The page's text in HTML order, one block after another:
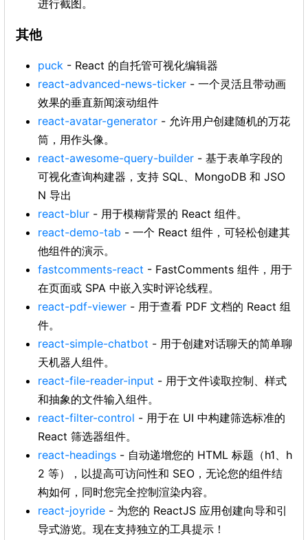
进行截图。
其他
puck - React 的自托管可视化编辑器
react-advanced-news-ticker - 一个灵活且带动画
效果的垂直新闻滚动组件
react-avatar-generator - 允许用户创建随机的万花
筒，用作头像。
react-awesome-query-builder - 基于表单字段的
可视化查询构建器，支持 SQL、MongoDB 和 JSO
N 导出
react-blur - 用于模糊背景的 React 组件。
react-demo-tab - 一个 React 组件，可轻松创建其
他组件的演示。
fastcomments-react - FastComments 组件，用于
在页面或 SPA 中嵌入实时评论线程。
react-pdf-viewer - 用于查看 PDF 文档的 React 组
件。
react-simple-chatbot - 用于创建对话聊天的简单聊
天机器人组件。
react-file-reader-input - 用于文件读取控制、样式
和抽象的文件输入组件。
react-filter-control - 用于在 UI 中构建筛选标准的
React 筛选器组件。
react-headings - 自动递增您的 HTML 标题（h1、h
2 等），以提高可访问性和 SEO，无论您的组件结
构如何，同时您完全控制渲染内容。
react-joyride - 为您的 ReactJS 应用创建向导和引
导式游览。现在支持独立的工具提示！